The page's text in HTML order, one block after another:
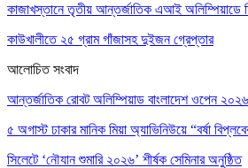
কাজাখস্তানে তৃতীয় আন্তর্জাতিক এআই অলিম্পিয়াডে
কাউখালীতে ২৫ গ্রাম গাঁজাসহ দুইজন গ্রেপ্তার
আলোচিত সংবাদ
আন্তর্জাতিক রোবট অলিম্পিয়াড বাংলাদেশ ওপেন
৫ অগাস্ট ঢাকার মানিক মিয়া অ্যাভিনিউয়ে “বর্ষা
সিলেটে ‘নৌযান শুমারি ২০২৬’ শীর্ষক সেমিনার অনুষ্ঠিত